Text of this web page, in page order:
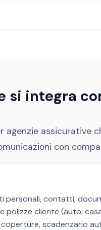
si integra
assicurative
con
personali, contatti,
cliente (auto,
scadenzario